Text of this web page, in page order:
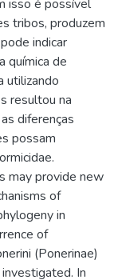
isso é possível
tribos, produzem
indicar
química de
utilizando
resultou na
diferenças
possam
may provide new
of
in
of
(Ponerinae)
In